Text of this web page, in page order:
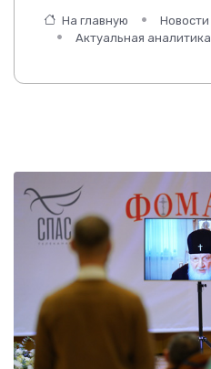
На главную
Новости
Актуальная аналитика